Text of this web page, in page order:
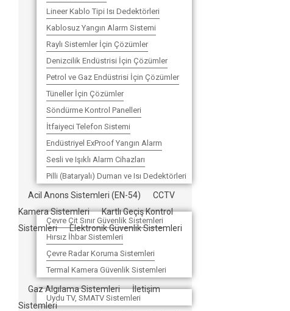
Lineer Kablo Tipi Isı Dedektörleri
Kablosuz Yangın Alarm Sistemi
Raylı Sistemler İçin Çözümler
Denizcilik Endüstrisi İçin Çözümler
Petrol ve Gaz Endüstrisi İçin Çözümler
Tüneller İçin Çözümler
Söndürme Kontrol Panelleri
İtfaiyeci Telefon Sistemi
Endüstriyel ExProof Yangın Alarm
Sesli ve Işıklı Alarm Cihazları
Pilli (Bataryalı) Duman ve Isı Dedektörleri
Acil Anons Sistemleri (EN-54)
CCTV
Kamera Sistemleri
Kartlı Geçiş Kontrol
Sistemleri
Elektronik Güvenlik Sistemleri
Çevre Çit Sınır Güvenlik Sistemleri
Hırsız İhbar Sistemleri
Çevre Radar Koruma Sistemleri
Termal Kamera Güvenlik Sistemleri
Gaz Algılama Sistemleri
İletişim
Sistemleri
Uydu TV, SMATV Sistemleri